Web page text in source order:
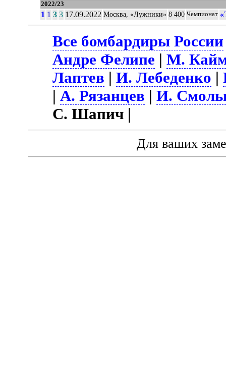
2022/23
1 1 3 3 17.09.2022 Москва, «Лужники» 8 400 Чемпионат
Все бомбардиры России
Андре Фелипе |М.
Лаптев |И. Лебеденко |
|А. Рязанцев |И.
С. Шапич |
Для ваших